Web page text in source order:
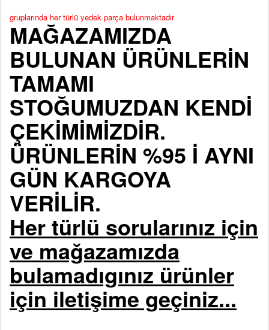
gruplarında her türlü yedek parça bulunmaktadır
MAĞAZAMIZDA
BULUNAN ÜRÜNLERİN
TAMAMI
STOĞUMUZDAN KENDİ
ÇEKİMİMİZDİR.
ÜRÜNLERİN %95 İ AYNI
GÜN KARGOYA
VERİLİR.
Her türlü sorularınız için
ve mağazamızda
bulamadıgınız ürünler
için iletişime geçiniz...